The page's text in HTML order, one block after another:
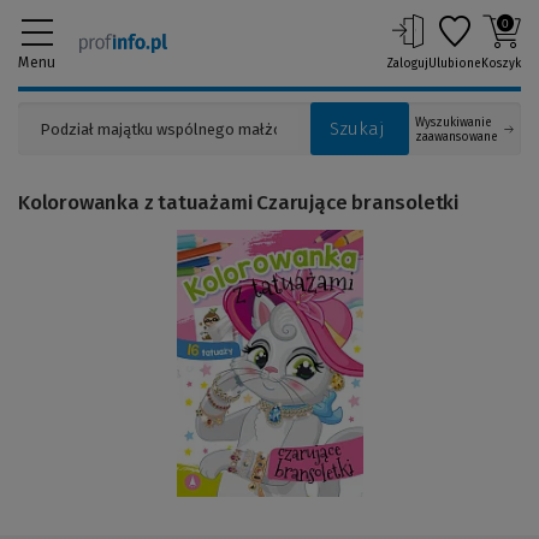
Menu
Szukaj
Wyszukiwanie
zaawansowane
ZalogujUlubione
0
Koszyk
(Link
do
strony)
Kolorowanka z tatuażami Czarujące bransoletki